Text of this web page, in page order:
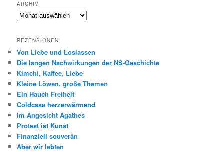
ARCHIV
Archiv
REZENSIONEN
Von Liebe und Loslassen
Die langen Nachwirkungen der NS-Geschichte
Kimchi, Kaffee, Liebe
Kleine Löwen, große Themen
Ein Hauch Freiheit
Coldcase herzerwärmend
Im Angesicht Agathes
Protest ist Kunst
Finanziell souverän
Aber wir lebten